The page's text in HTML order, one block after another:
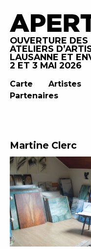
OUVERTURE DES
ATELIERS
LAUSANNE ET
2 ET 3 MAI 2026
Carte Artistes
Partenaires
Martine Clerc